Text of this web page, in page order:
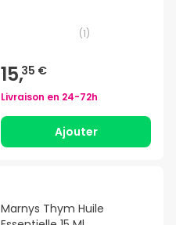
(1)
15,35 €
Livraison en 24-72h
Ajouter
Marnys Thym Huile